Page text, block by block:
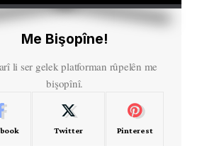
Me Bişopîne!
li ser gelek platforman rûpelên me
bişopînî.
Twitter Pinterest